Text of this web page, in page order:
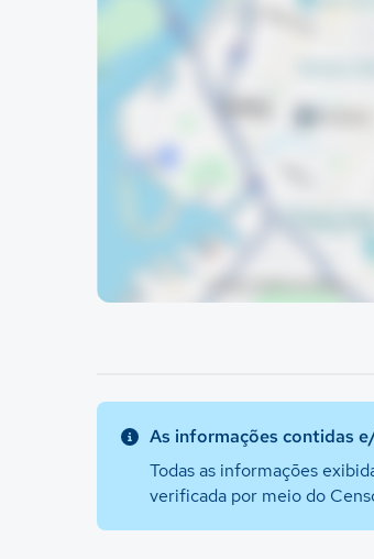
As informações contidas
Todas as informações
verificada por meio do